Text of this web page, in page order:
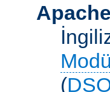
(